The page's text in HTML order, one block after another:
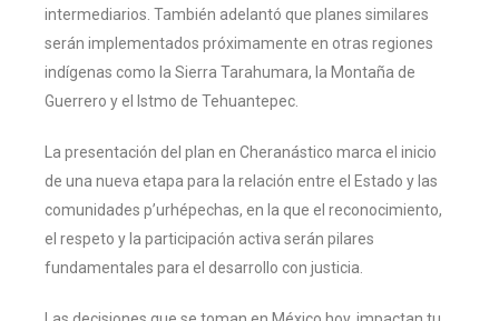
intermediarios. También adelantó que planes similares
serán implementados próximamente en otras regiones
indígenas como la Sierra Tarahumara, la Montaña de
Guerrero y el Istmo de Tehuantepec.
La presentación del plan en Cheranástico marca el inicio
de una nueva etapa para la relación entre el Estado y las
comunidades p’urhépechas, en la que el reconocimiento,
el respeto y la participación activa serán pilares
fundamentales para el desarrollo con justicia.